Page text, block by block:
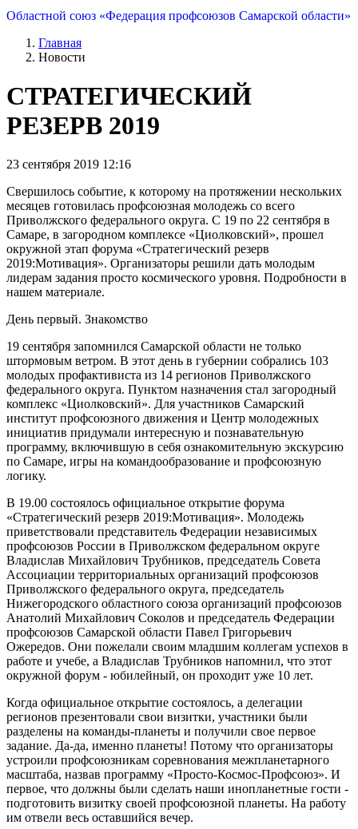
Областной союз «Федерация профсоюзов Самарской области»
Главная
Новости
СТРАТЕГИЧЕСКИЙ
РЕЗЕРВ 2019
23 сентября 2019 12:16
Свершилось событие, к которому на протяжении нескольких
месяцев готовилась профсоюзная молодежь со всего
Приволжского федерального округа. С 19 по 22 сентября в
Самаре, в загородном комплексе «Циолковский», прошел
окружной этап форума «Стратегический резерв
2019:Мотивация». Организаторы решили дать молодым
лидерам задания просто космического уровня. Подробности в
нашем материале.
День первый. Знакомство
19 сентября запомнился Самарской области не только
штормовым ветром. В этот день в губернии собрались 103
молодых профактивиста из 14 регионов Приволжского
федерального округа. Пунктом назначения стал загородный
комплекс «Циолковский». Для участников Самарский
институт профсоюзного движения и Центр молодежных
инициатив придумали интересную и познавательную
программу, включившую в себя ознакомительную экскурсию
по Самаре, игры на командообразование и профсоюзную
логику.
В 19.00 состоялось официальное открытие форума
«Стратегический резерв 2019:Мотивация». Молодежь
приветствовали представитель Федерации независимых
профсоюзов России в Приволжском федеральном округе
Владислав Михайлович Трубников, председатель Совета
Ассоциации территориальных организаций профсоюзов
Приволжского федерального округа, председатель
Нижегородского областного союза организаций профсоюзов
Анатолий Михайлович Соколов и председатель Федерации
профсоюзов Самарской области Павел Григорьевич
Ожередов. Они пожелали своим младшим коллегам успехов в
работе и учебе, а Владислав Трубников напомнил, что этот
окружной форум - юбилейный, он проходит уже 10 лет.
Когда официальное открытие состоялось, а делегации
регионов презентовали свои визитки, участники были
разделены на команды-планеты и получили свое первое
задание. Да-да, именно планеты! Потому что организаторы
устроили профсоюзникам соревнования межпланетарного
масштаба, назвав программу «Просто-Космос-Профсоюз». И
первое, что должны были сделать наши инопланетные гости -
подготовить визитку своей профсоюзной планеты. На работу
им отвели весь оставшийся вечер.